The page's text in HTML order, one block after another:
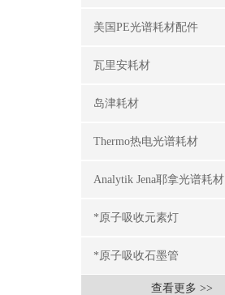
美国PE光谱耗材配件
瓦里安耗材
岛津耗材
Thermo热电光谱耗材
Analytik Jena耶拿光谱耗材
*原子吸收元素灯
*原子吸收石墨管
查看更多 >>